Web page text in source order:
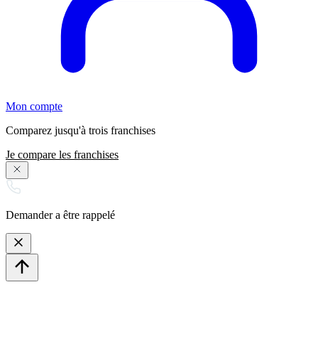
Mon compte
Comparez jusqu'à trois franchises
Je compare les franchises
Demander a être rappelé